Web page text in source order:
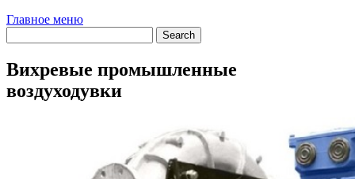
Главное меню
Вихревые промышленные
воздуходувки